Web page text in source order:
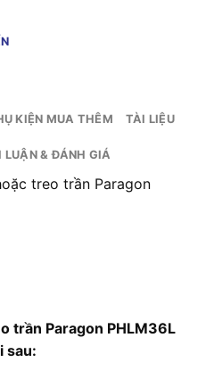
KIỆN MUA THÊM TÀI LIỆU
LUẬN & ĐÁNH GIÁ
treo trần Paragon
trần Paragon PHLM36L
sau: